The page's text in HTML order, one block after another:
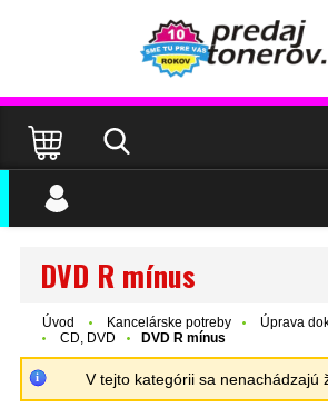
DVD R mínus
Úvod Kancelárske potreby
Úprava
CD, DVD
DVD R mínus
V tejto kategórii sa nenachádzajú